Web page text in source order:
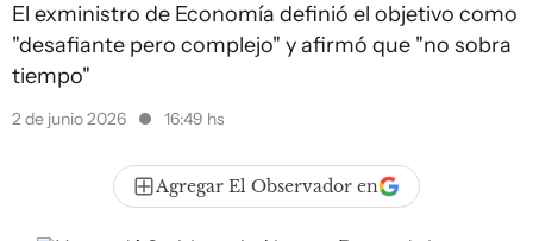
El exministro de Economía definió el objetivo como
"desafiante pero complejo" y afirmó que "no sobra
tiempo"
2 de junio 2026 16:49 hs
Agregar El Observador en